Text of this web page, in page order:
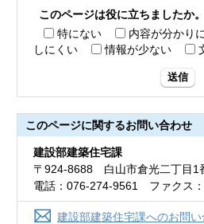
このページは役に立ちましたか。
特にない
内容が分かり
しにくい
情報が少ない
送信
このページに関するお問い合わせ
建設部建築住宅課
〒924-8688 白山市倉光二丁目1
電話：076-274-9561 ファクス
建設部建築住宅課へのお問